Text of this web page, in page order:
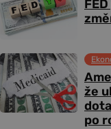
že
po